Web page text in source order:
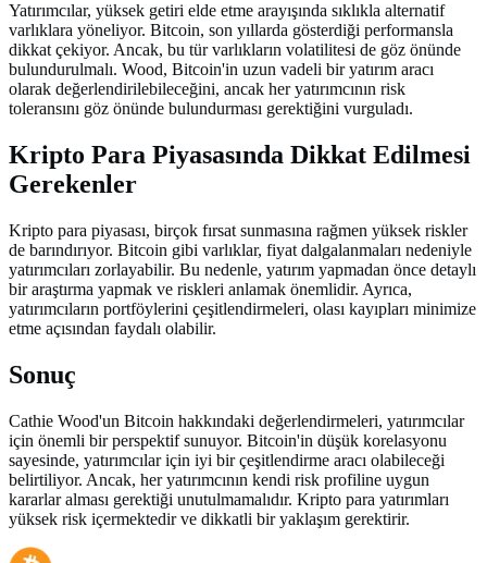
Yatırımcılar, yüksek getiri elde etme arayışında sıklıkla alternatif
varlıklara yöneliyor. Bitcoin, son yıllarda gösterdiği performansla
dikkat çekiyor. Ancak, bu tür varlıkların volatilitesi de göz önünde
bulundurulmalı. Wood, Bitcoin'in uzun vadeli bir yatırım aracı
olarak değerlendirilebileceğini, ancak her yatırımcının risk
toleransını göz önünde bulundurması gerektiğini vurguladı.
Kripto Para Piyasasında Dikkat Edilmesi
Gerekenler
Kripto para piyasası, birçok fırsat sunmasına rağmen yüksek riskler
de barındırıyor. Bitcoin gibi varlıklar, fiyat dalgalanmaları nedeniyle
yatırımcıları zorlayabilir. Bu nedenle, yatırım yapmadan önce detaylı
bir araştırma yapmak ve riskleri anlamak önemlidir. Ayrıca,
yatırımcıların portföylerini çeşitlendirmeleri, olası kayıpları minimize
etme açısından faydalı olabilir.
Sonuç
Cathie Wood'un Bitcoin hakkındaki değerlendirmeleri, yatırımcılar
için önemli bir perspektif sunuyor. Bitcoin'in düşük korelasyonu
sayesinde, yatırımcılar için iyi bir çeşitlendirme aracı olabileceği
belirtiliyor. Ancak, her yatırımcının kendi risk profiline uygun
kararlar alması gerektiği unutulmamalıdır. Kripto para yatırımları
yüksek risk içermektedir ve dikkatli bir yaklaşım gerektirir.